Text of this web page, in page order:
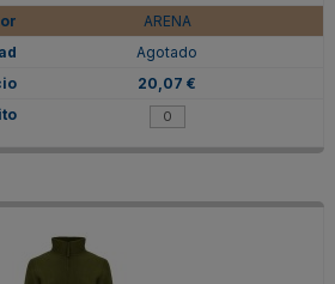
ARENA
Agotado
20,07 €